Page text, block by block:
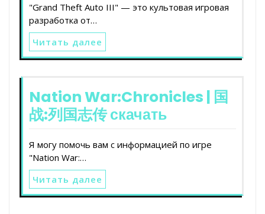
"Grand Theft Auto III" — это культовая игровая
разработка от…
Читать далее
Nation War:Chronicles | 国
战:列国志传 скачать
Я могу помочь вам с информацией по игре
"Nation War:…
Читать далее